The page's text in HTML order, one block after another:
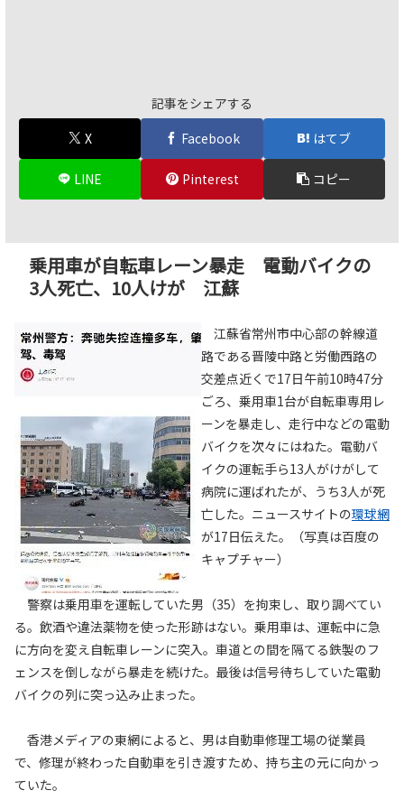
記事をシェアする
X
Facebook はてブ
LINE Pinterest コピー
乗用車が自転車レーン暴走 電動バイクの
3人死亡、10人けが 江蘇
江蘇省常州市中心部の幹線道
路である晋陵中路と労働西路の
交差点近くで17日午前10時47分
ごろ、乗用車1台が自転車専用レ
ーンを暴走し、走行中などの電動
バイクを次々にはねた。電動バ
イクの運転手ら13人がけがして
病院に運ばれたが、うち3人が死
亡した。ニュースサイトの環球網
が17日伝えた。（写真は百度の
キャプチャー）
警察は乗用車を運転していた男（35）を拘束し、取り調べてい
る。飲酒や違法薬物を使った形跡はない。乗用車は、運転中に急
に方向を変え自転車レーンに突入。車道との間を隔てる鉄製のフ
ェンスを倒しながら暴走を続けた。最後は信号待ちしていた電動
バイクの列に突っ込み止まった。
香港メディアの東網によると、男は自動車修理工場の従業員
で、修理が終わった自動車を引き渡すため、持ち主の元に向かっ
ていた。